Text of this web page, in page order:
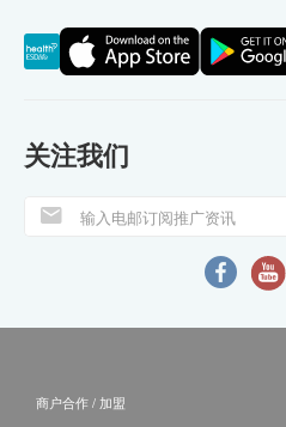
关注我们
商户合作 / 加盟